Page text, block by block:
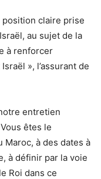
position claire prise
au sujet de la
à renforcer
», l’assurant de
entretien
êtes le
à des dates à
à définir par la voie
Roi dans ce